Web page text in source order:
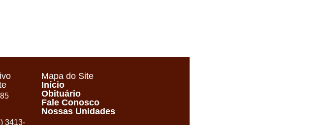
3413-
Mapa do Site
Início
Obituário
Fale Conosco
Nossas Unidades